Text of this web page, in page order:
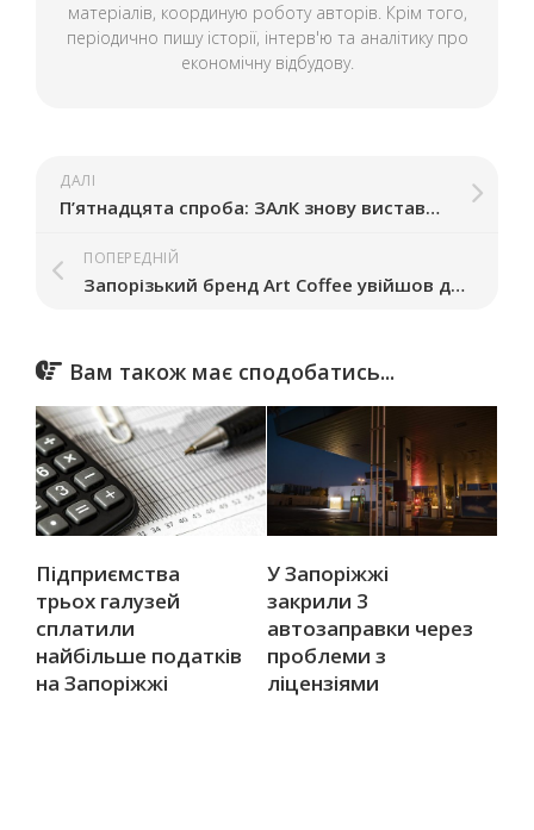
матеріалів, координую роботу авторів. Крім того,
періодично пишу історії, інтерв'ю та аналітику про
економічну відбудову.
ДАЛІ
П’ятнадцята спроба: ЗАлК знову виставили на аукціон – актив можуть продати дешевше
ПОПЕРЕДНІЙ
Запорізький бренд Art Coffee увійшов до топ-10 виробників кави в Україні
Вам також має сподобатись...
Підприємства
трьох галузей
сплатили
найбільше податків
на Запоріжжі
У Запоріжжі
закрили 3
автозаправки через
проблеми з
ліцензіями